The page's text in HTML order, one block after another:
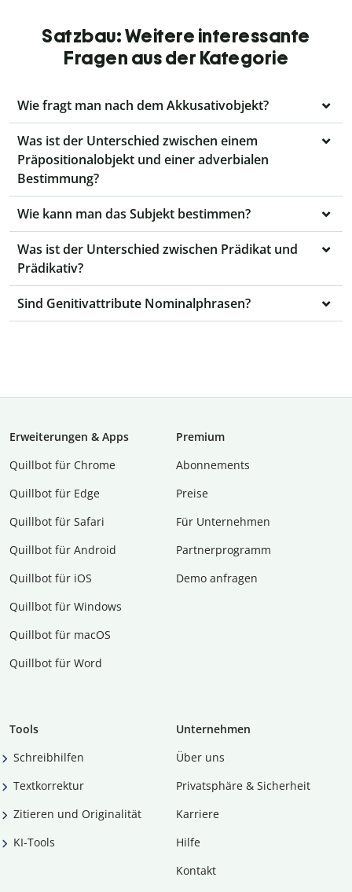
Satzbau: Weitere interessante
Fragen aus der Kategorie
Wie fragt man nach dem Akkusativobjekt?
Was ist der Unterschied zwischen einem
Präpositionalobjekt und einer adverbialen
Bestimmung?
Wie kann man das Subjekt bestimmen?
Was ist der Unterschied zwischen Prädikat und
Prädikativ?
Sind Genitivattribute Nominalphrasen?
Erweiterungen & Apps
Quillbot für Chrome
Quillbot für Edge
Quillbot für Safari
Quillbot für Android
Quillbot für iOS
Quillbot für Windows
Quillbot für macOS
Quillbot für Word
Premium
Abon­ne­ments
Preise
Für Unternehmen
Partnerprogramm
Demo anfragen
Tools
Schreibhilfen
Textkorrektur
Zitieren und Originalität
KI-Tools
Unternehmen
Über uns
Privatsphäre & Sicherheit
Karriere
Hilfe
Kontakt